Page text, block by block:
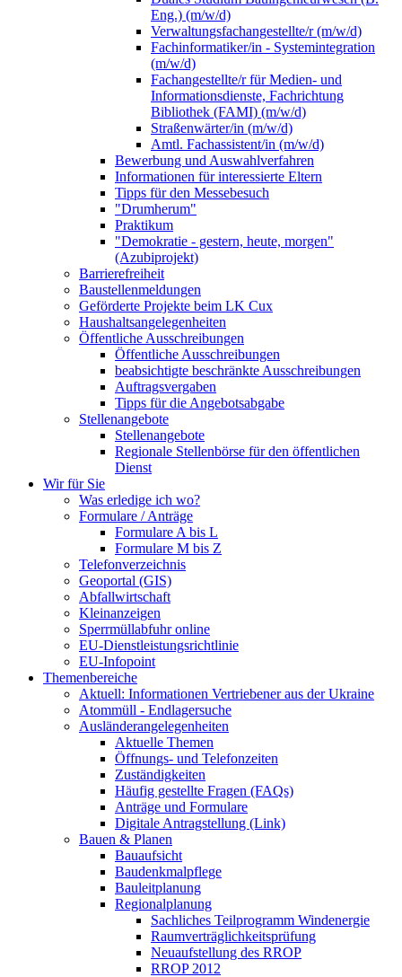
Eng.) (m/w/d)
Verwaltungsfachangestellte/r (m/w/d)
Fachinformatiker/in - Systemintegration
(m/w/d)
Fachangestellte/r für Medien- und
Informationsdienste, Fachrichtung
Bibliothek (FAMI) (m/w/d)
Straßenwärter/in (m/w/d)
Amtl. Fachassistent/in (m/w/d)
Bewerbung und Auswahlverfahren
Informationen für interessierte Eltern
Tipps für den Messebesuch
"Drumherum"
Praktikum
"Demokratie - gestern, heute, morgen"
(Azubiprojekt)
Barrierefreiheit
Baustellenmeldungen
Geförderte Projekte beim LK Cux
Haushaltsangelegenheiten
Öffentliche Ausschreibungen
Öffentliche Ausschreibungen
beabsichtigte beschränkte Ausschreibungen
Auftragsvergaben
Tipps für die Angebotsabgabe
Stellenangebote
Stellenangebote
Regionale Stellenbörse für den öffentlichen
Dienst
Wir für Sie
Was erledige ich wo?
Formulare / Anträge
Formulare A bis L
Formulare M bis Z
Telefonverzeichnis
Geoportal (GIS)
Abfallwirtschaft
Kleinanzeigen
Sperrmüllabfuhr online
EU-Dienstleistungsrichtlinie
EU-Infopoint
Themenbereiche
Aktuell: Informationen Vertriebener aus der Ukraine
Atommüll - Endlagersuche
Ausländerangelegenheiten
Aktuelle Themen
Öffnungs- und Telefonzeiten
Zuständigkeiten
Häufig gestellte Fragen (FAQs)
Anträge und Formulare
Digitale Antragstellung (Link)
Bauen & Planen
Bauaufsicht
Baudenkmalpflege
Bauleitplanung
Regionalplanung
Sachliches Teilprogramm Windenergie
Raumverträglichkeitsprüfung
Neuaufstellung des RROP
RROP 2012